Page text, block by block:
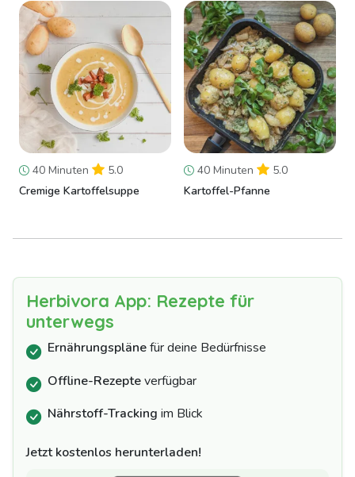
40 Minuten
5.0
Cremige Kartoffelsuppe
40 Minuten
5.0
Kartoffel-Pfanne
Herbivora App: Rezepte für
unterwegs
Ernährungsplänefür deine Bedürfnisse
Offline-Rezepteverfügbar
Nährstoff-Tracking im Blick
Jetzt kostenlos herunterladen!